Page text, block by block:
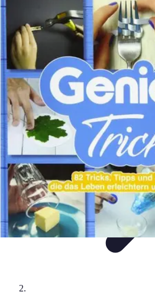
Flug und Reiseangebote
ReisebuchungReisevorbereitung
Flug und Reiseangebote